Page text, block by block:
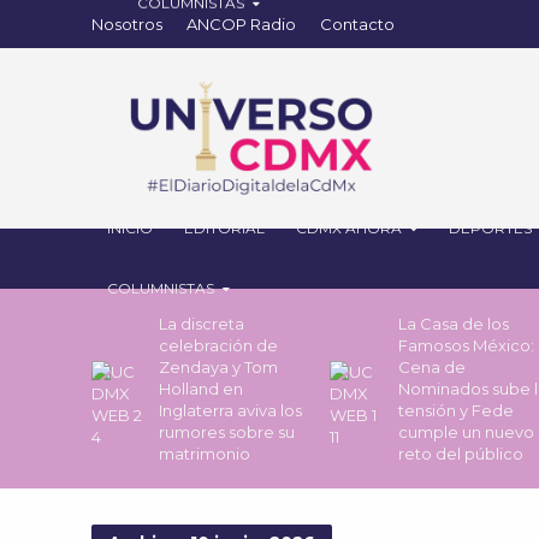
Nosotros ANCOP Radio Contacto
INICIO EDITORIAL CDMX AHORA DEPORTES
COLUMNISTAS
La discreta
celebración de
Zendaya y Tom
Holland en
Inglaterra aviva los
rumores sobre su
matrimonio
La Casa de los
Famosos México:
Cena de
Nominados sube
tensión y Fede
cumple un nuevo
reto del público